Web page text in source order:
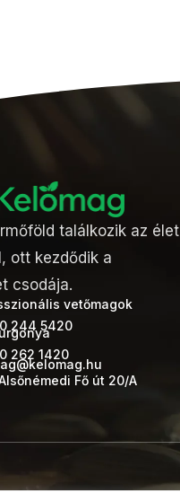
találkozik az élet
ott kezdődik a
csodája.
vetőmagok
244 5420
262 1420
Fő út 20/A